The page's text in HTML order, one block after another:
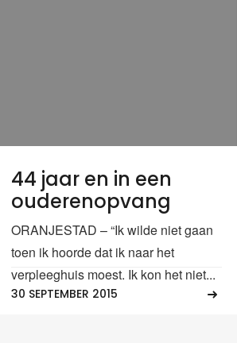
44 jaar en in een
ouderenopvang
ORANJESTAD – “Ik wilde niet gaan
toen ik hoorde dat ik naar het
verpleeghuis moest. Ik kon het niet...
30 SEPTEMBER 2015